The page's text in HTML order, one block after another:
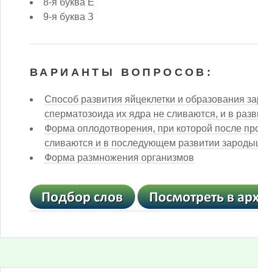
8-я буква Е
9-я буква З
ВАРИАНТЫ ВОПРОСОВ:
Способ развития яйцеклетки и образования
сперматозоида их ядра не сливаются, и в
Форма оплодотворения, при которой после
сливаются и в последующем развитии
Форма размножения организмов